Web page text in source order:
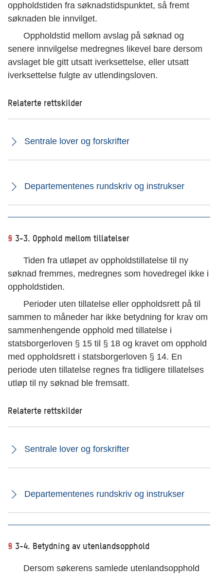
oppholdstiden fra søknadstidspunktet, så fremt
søknaden ble innvilget.
Oppholdstid mellom avslag på søknad og
senere innvilgelse medregnes likevel bare dersom
avslaget ble gitt utsatt iverksettelse, eller utsatt
iverksettelse fulgte av utlendingsloven.
Relaterte rettskilder
Sentrale lover og forskrifter
Departementenes rundskriv og instrukser
§ 3-3. Opphold mellom tillatelser
Tiden fra utløpet av oppholdstillatelse til ny
søknad fremmes, medregnes som hovedregel ikke i
oppholdstiden.
Perioder uten tillatelse eller oppholdsrett på til
sammen to måneder har ikke betydning for krav om
sammenhengende opphold med tillatelse i
statsborgerloven § 15 til § 18 og kravet om opphold
med oppholdsrett i statsborgerloven § 14. En
periode uten tillatelse regnes fra tidligere tillatelses
utløp til ny søknad ble fremsatt.
Relaterte rettskilder
Sentrale lover og forskrifter
Departementenes rundskriv og instrukser
§ 3-4. Betydning av utenlandsopphold
Dersom søkerens samlede utenlandsopphold